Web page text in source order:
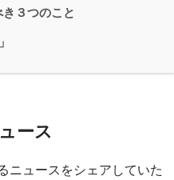
３つのこと
ース
ニュースをシェアしていた